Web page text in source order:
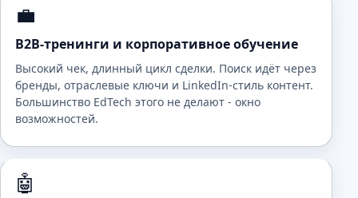
💼
B2B-тренинги и корпоративное обучение
Высокий чек, длинный цикл сделки. Поиск идёт через
бренды, отраслевые ключи и LinkedIn-стиль контент.
Большинство EdTech этого не делают - окно
возможностей.
🤖